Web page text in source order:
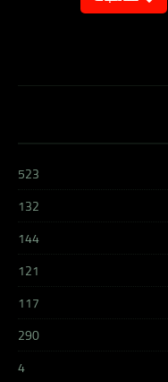
523
132
144
121
117
290
4